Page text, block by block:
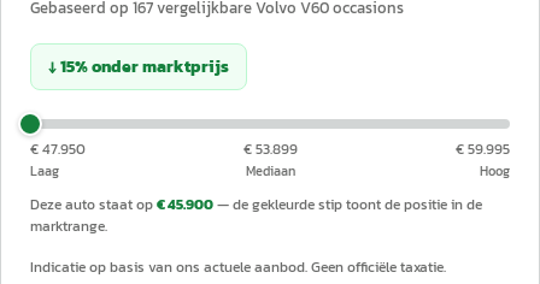
Gebaseerd op 167vergelijkbareVolvo V60occasions
↓15%ondermarktprijs
€ 47.950
Laag
€ 53.899
Mediaan
€ 59.995
Hoog
Deze auto staat op€ 45.900— de gekleurde stip toont de positie in de
marktrange.
Indicatie op basis van ons actuele aanbod. Geen officiële taxatie.